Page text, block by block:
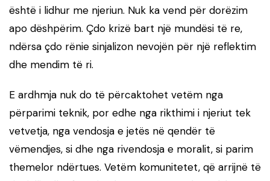
është i lidhur me njeriun. Nuk ka vend për dorëzim
apo dëshpërim. Çdo krizë bart një mundësi të re,
ndërsa çdo rënie sinjalizon nevojën për një reflektim
dhe mendim të ri.
E ardhmja nuk do të përcaktohet vetëm nga
përparimi teknik, por edhe nga rikthimi i njeriut tek
vetvetja, nga vendosja e jetës në qendër të
vëmendjes, si dhe nga rivendosja e moralit, si parim
themelor ndërtues. Vetëm komunitetet, që arrijnë të